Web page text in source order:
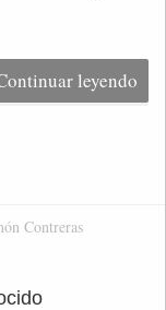
leyendo
Contreras